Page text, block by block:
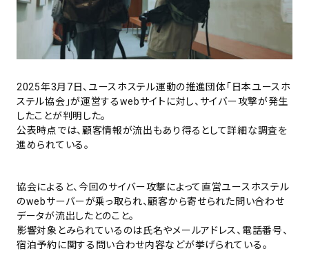
2025年3月7日、ユースホステル運動の推進団体「日本ユースホ
ステル協会」が運営するwebサイトに対し、サイバー攻撃が発生
したことが判明した。
公表時点では、顧客情報が流出もあり得るとして詳細な調査を
進められている。
協会によると、今回のサイバー攻撃によって直営ユースホステル
のwebサーバーが乗っ取られ、顧客から寄せられた問い合わせ
データが流出したとのこと。
影響対象とみられているのは氏名やメールアドレス、電話番号、
宿泊予約に関する問い合わせ内容などが挙げられている。